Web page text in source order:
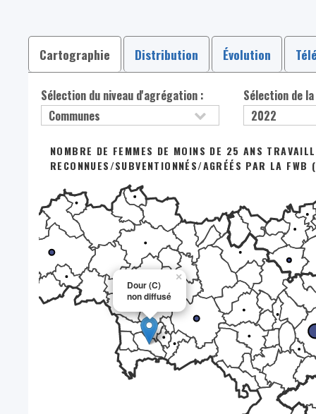
Cartographie Distribution Évolution
Sélection du niveau d'agrégation : Sélection de
Dour (C)
non diffusé
×
NOMBRE DE FEMMES DE MOINS DE 25 ANS
RECONNUES/SUBVENTIONNÉS/AGRÉÉS PAR LA